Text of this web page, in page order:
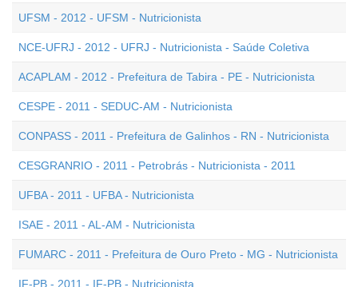
UFSM - 2012 - UFSM - Nutricionista
NCE-UFRJ - 2012 - UFRJ - Nutricionista - Saúde Coletiva
ACAPLAM - 2012 - Prefeitura de Tabira - PE - Nutricionista
CESPE - 2011 - SEDUC-AM - Nutricionista
CONPASS - 2011 - Prefeitura de Galinhos - RN - Nutricionista
CESGRANRIO - 2011 - Petrobrás - Nutricionista - 2011
UFBA - 2011 - UFBA - Nutricionista
ISAE - 2011 - AL-AM - Nutricionista
FUMARC - 2011 - Prefeitura de Ouro Preto - MG - Nutricionista
IF-PB - 2011 - IF-PB - Nutricionista